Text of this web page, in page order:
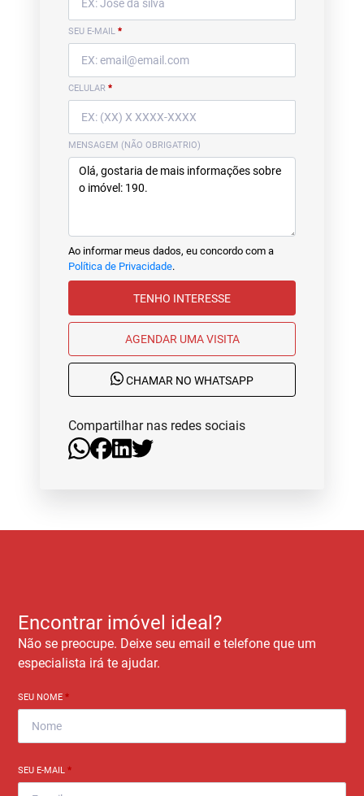
SEU E-MAIL *
CELULAR *
MENSAGEM (NÃO OBRIGATRIO)
Ao informar meus dados, eu concordo com a
Política de Privacidade.
TENHO INTERESSE
AGENDAR UMA VISITA
CHAMAR NO WHATSAPP
Compartilhar nas redes sociais
Encontrar imóvel ideal?
Não se preocupe. Deixe seu email e telefone que um
especialista irá te ajudar.
SEU NOME*
SEU E-MAIL*